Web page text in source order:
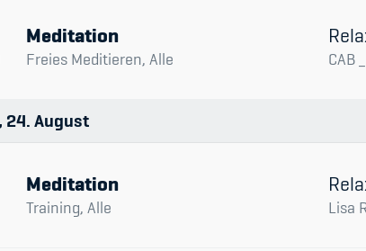
Meditation
Freies Meditieren, Alle CAB
24 August
Meditation
Training, Alle Lisa